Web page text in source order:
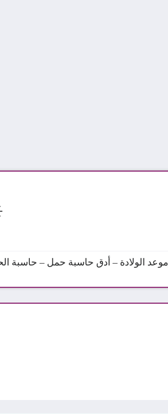
الولادة – أدق حاسبة حمل – حاسبة